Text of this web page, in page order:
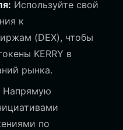
Используйте свой
к
(DEX), чтобы
KERRY в
рынка.
Напрямую
по